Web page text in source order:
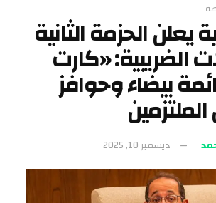
يعلن الحزمة الثانية
الضريبية: «كارت
بيضاء وحوافز
ديسمبر 10, 2025